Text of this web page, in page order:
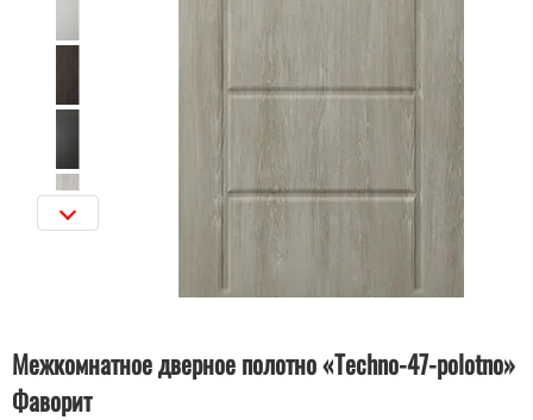
Межкомнатное дверное полотно «Techno-47-polotno»
Фаворит